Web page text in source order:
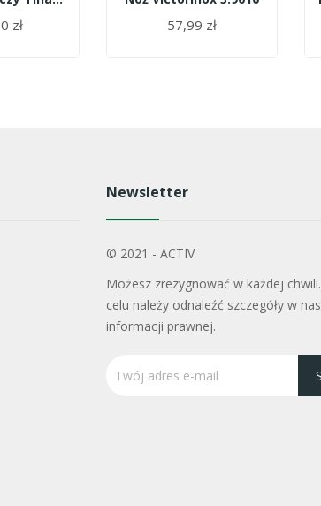
zł 57,99 zł
Newsletter
© 2021 - ACTIV
Możesz zrezygnować w każdej
celu należy odnaleźć szczegóły w
informacji prawnej.